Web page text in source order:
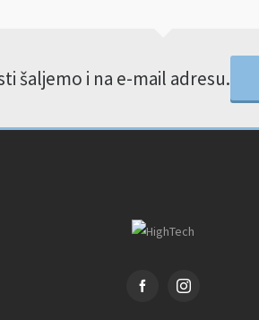
šaljemo i na e-mail adresu.